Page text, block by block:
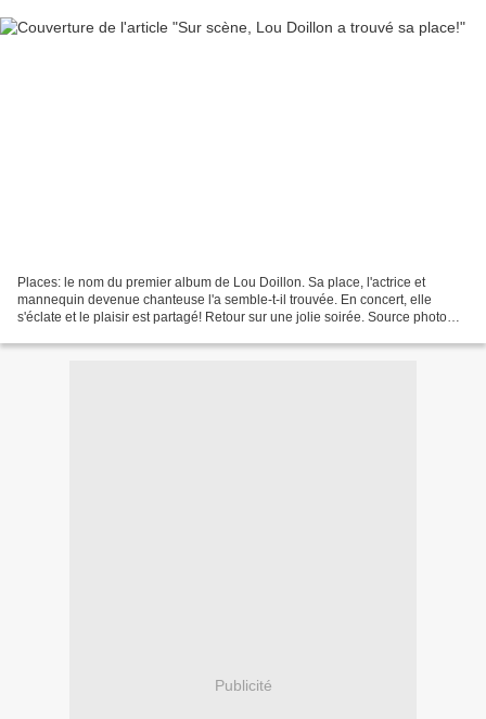
Places: le nom du premier album de Lou Doillon. Sa place, l'actrice et
mannequin devenue chanteuse l'a semble-t-il trouvée. En concert, elle
s'éclate et le plaisir est partagé! Retour sur une jolie soirée. Source photo
Publicité